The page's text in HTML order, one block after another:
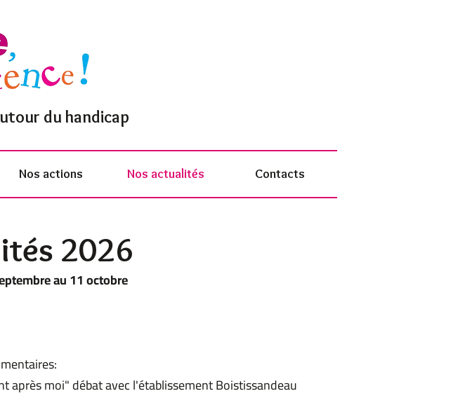
du handicap
Nos actions Nos actualités Contacts
2026
au 11 octobre
moi" débat avec l'établissement Boistissandeau